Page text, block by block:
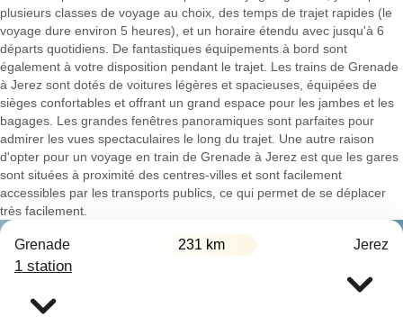
plusieurs classes de voyage au choix, des temps de trajet rapides (le
voyage dure environ 5 heures), et un horaire étendu avec jusqu'à 6
départs quotidiens. De fantastiques équipements à bord sont
également à votre disposition pendant le trajet. Les trains de Grenade
à Jerez sont dotés de voitures légères et spacieuses, équipées de
sièges confortables et offrant un grand espace pour les jambes et les
bagages. Les grandes fenêtres panoramiques sont parfaites pour
admirer les vues spectaculaires le long du trajet. Une autre raison
d'opter pour un voyage en train de Grenade à Jerez est que les gares
sont situées à proximité des centres-villes et sont facilement
accessibles par les transports publics, ce qui permet de se déplacer
très facilement.
Grenade 231 km Jerez
1 station